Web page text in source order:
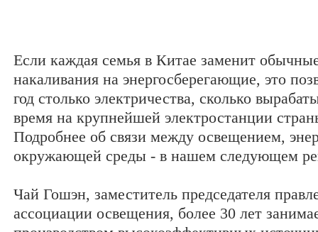
Если каждая семья в Китае заменит
накаливания на энергосберегающие, это
год столько электричества, сколько
время на крупнейшей электростанции
Подробнее об связи между освещением,
окружающей среды - в нашем следующем
Чай Гошэн, заместитель председателя
ассоциации освещения, более 30 лет